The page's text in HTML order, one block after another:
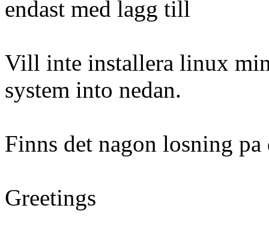
endast med lagg till
Vill inte installera linux
system into nedan.
Finns det nagon losning
Greetings